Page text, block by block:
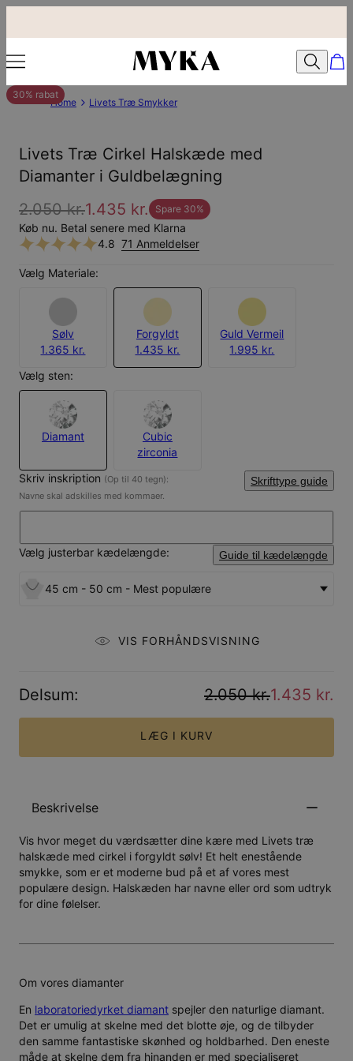
30% rabat
Home Livets Træ Smykker
Livets Træ Cirkel Halskæde med
Diamanter i Guldbelægning
2.050 kr.1.435 kr. Spare 30%
Køb nu. Betal senere med Klarna
4.8 71 Anmeldelser
Vælg Materiale:
Sølv
1.365 kr.
Forgyldt
1.435 kr.
Guld Vermeil
1.995 kr.
Vælg sten:
Diamant
Cubic
zirconia
Skriv inskription (Op til 40 tegn): Skrifttype guide
Navne skal adskilles med kommaer.
Vælg justerbar kædelængde: Guide til kædelængde
45 cm - 50 cm - Mest populære
VIS FORHÅNDSVISNING
Delsum: 2.050 kr.1.435 kr.
LÆG I KURV
Beskrivelse
Vis hvor meget du værdsætter dine kære med Livets træ
halskæde med cirkel i forgyldt sølv! Et helt enestående
smykke, som er et moderne bud på et af vores mest
populære design. Halskæden har navne eller ord som udtryk
for dine følelser.
Om vores diamanter
En laboratoriedyrket diamant spejler den naturlige diamant.
Det er umulig at skelne med det blotte øje, og de tilbyder
den samme fantastiske skønhed og holdbarhed. Den eneste
måde at skelne dem fra hinanden er med specialiseret